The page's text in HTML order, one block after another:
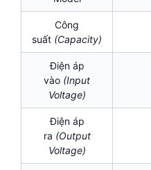
Công
suất (Capacity)
Điện áp
vào (Input
Voltage)
Điện áp
ra (Output
Voltage)